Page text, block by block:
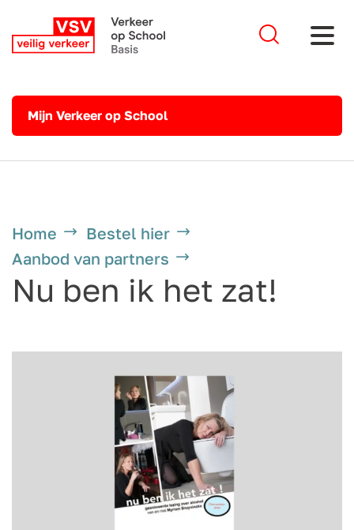
Mijn Verkeer op School
Home
Bestel hier
Aanbod van partners
Nu ben ik het zat!